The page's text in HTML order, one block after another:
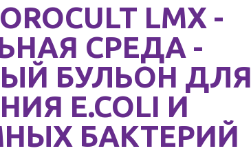
LMX -
СРЕДА -
БУЛЬОН ДЛЯ
E.COLI И
БАКТЕРИЙ